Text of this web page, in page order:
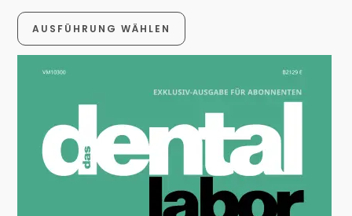
AUSFÜHRUNG WÄHLEN